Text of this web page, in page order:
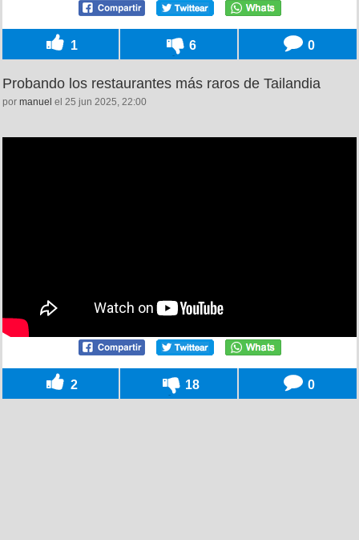
1 6 0
Probando los restaurantes más raros de Tailandia
por manuel el 25 jun 2025, 22:00
2 18 0